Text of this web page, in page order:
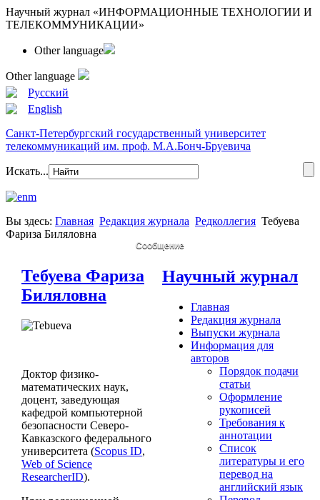
Научный журнал «ИНФОРМАЦИОННЫЕ ТЕХНОЛОГИИ И
ТЕЛЕКОММУНИКАЦИИ»
Other language
Other language
Русский
English
Санкт-Петербургский государственный университет
телекоммуникаций им. проф. М.А.Бонч-Бруевича
Искать...
Вы здесь: Главная Редакция журнала Редколлегия Тебуева
Фариза Биляловна
Сообщение
Тебуева Фариза
Биляловна
Доктор физико-
математических наук,
доцент, заведующая
кафедрой компьютерной
безопасности Северо-
Кавказского федерального
университета (Scopus ID,
Web of Science
ResearcherID).
Научный журнал
Главная
Редакция журнала
Выпуски журнала
Информация для
авторов
Порядок подачи
статьи
Оформление
рукописей
Требования к
аннотации
Cписок
литературы и его
перевод на
английский язык